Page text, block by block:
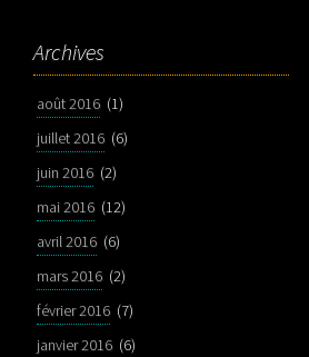
Archives
août 2016 (1)
juillet 2016 (6)
juin 2016 (2)
mai 2016 (12)
avril 2016 (6)
mars 2016 (2)
février 2016 (7)
janvier 2016 (6)